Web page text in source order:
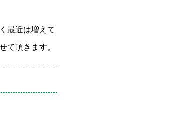
最近は増えて
て頂きます。